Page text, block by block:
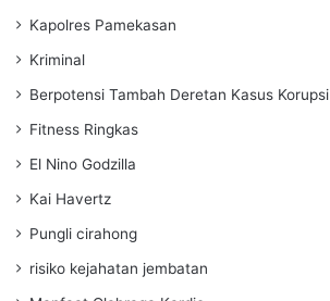
Kapolres Pamekasan
Kriminal
Berpotensi Tambah Deretan Kasus Korupsi
Fitness Ringkas
El Nino Godzilla
Kai Havertz
Pungli cirahong
risiko kejahatan jembatan